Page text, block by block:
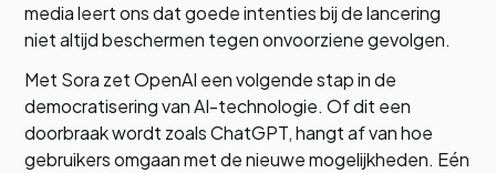
media leert ons dat goede intenties bij de lancering
niet altijd beschermen tegen onvoorziene gevolgen.
Met Sora zet OpenAI een volgende stap in de
democratisering van AI-technologie. Of dit een
doorbraak wordt zoals ChatGPT, hangt af van hoe
gebruikers omgaan met de nieuwe mogelijkheden. Eén